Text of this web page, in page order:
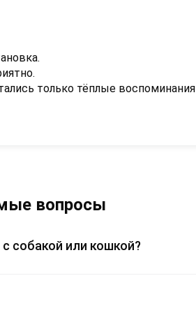
только тёплые воспоминания
вопросы
собакой или кошкой?